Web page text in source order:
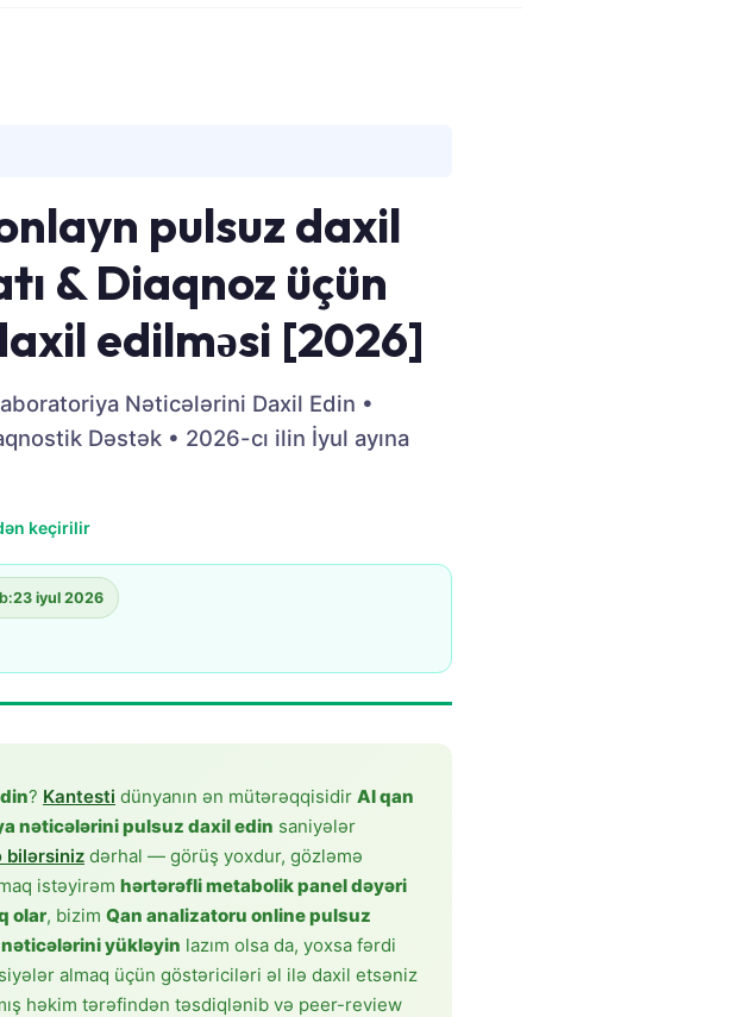
pulsuz daxil
& Diaqnoz üçün
edilməsi [2026]
Nəticələrini Daxil Edin •
Dəstək • 2026-cı ilin İyul ayına
keçirilir
23 iyul 2026
? Kantesti dünyanın ən mütərəqqisidir AI qan
nəticələrini pulsuz daxil edin saniyələr
bilərsiniz dərhal — görüş yoxdur, gözləmə
istəyirəm hərtərəfli metabolik panel dəyəri
olar, bizim Qan analizatoru online pulsuz
yükləyin lazım olsa da, yoxsa fərdi
almaq üçün göstəriciləri əl ilə daxil etsəniz
həkim tərəfindən təsdiqlənib və peer-review